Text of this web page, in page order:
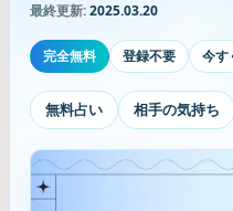
最終更新:2025.03.20
完全無料 登録不要 今す
無料占い 相手の気持ち